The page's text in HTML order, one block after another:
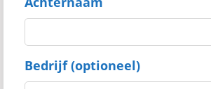
Bedrijf (optioneel)